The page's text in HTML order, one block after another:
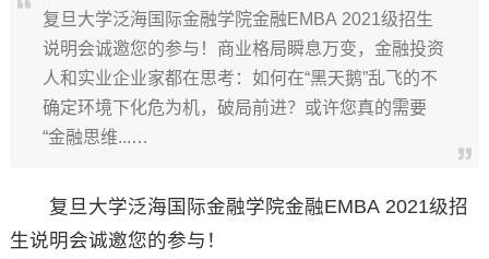
复旦大学泛海国际金融学院金融EMBA 2021级招生
说明会诚邀您的参与！商业格局瞬息万变，金融投资
人和实业企业家都在思考：如何在“黑天鹅”乱飞的不
确定环境下化危为机，破局前进？或许您真的需要
“金融思维...…
复旦大学泛海国际金融学院金融EMBA 2021级招
生说明会诚邀您的参与！